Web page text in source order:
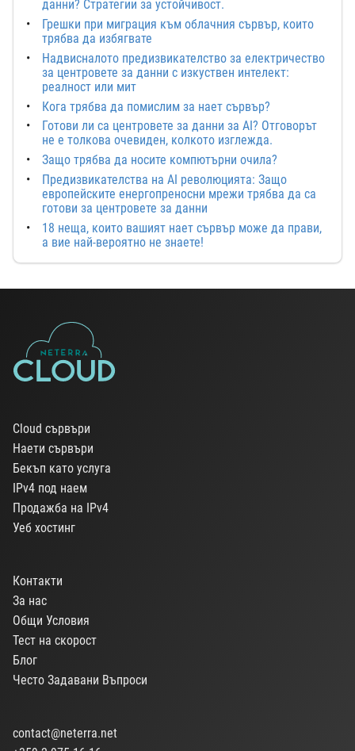
данни? Стратегии за устойчивост.
Грешки при миграция към облачния сървър, които
трябва да избягвате
Надвисналото предизвикателство за електричество
за центровете за данни с изкуствен интелект:
реалност или мит
Кога трябва да помислим за нает сървър?
Готови ли са центровете за данни за AI? Отговорът
не е толкова очевиден, колкото изглежда.
Защо трябва да носите компютърни очила?
Предизвикателства на AI революцията: Защо
европейските енергопреносни мрежи трябва да са
готови за центровете за данни
18 неща, които вашият нает сървър може да прави,
а вие най-вероятно не знаете!
Cloud сървъри
Наети сървъри
Бекъп като услуга
IPv4 под наем
Продажба на IPv4
Уеб хостинг
Контакти
За нас
Общи Условия
Тест на скорост
Блог
Често Задавани Въпроси
contact@neterra.net